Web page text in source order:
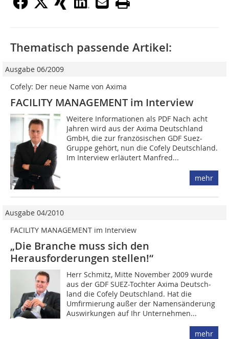
Thematisch passende Artikel:
Ausgabe 06/2009
Cofely: Der neue Name von Axima
FACILITY MANAGEMENT im Interview
Weitere Informationen als PDF Nach acht
Jahren wird aus der Axima Deutschland
GmbH, die zur französischen GDF Suez-
Gruppe gehört, nun die Cofely Deutschland.
Im Interview erläutert Manfred...
mehr
Ausgabe 04/2010
FACILITY MANAGEMENT im Interview
„Die Branche muss sich den
Herausforderungen stellen!“
Herr Schmitz, Mitte No­­vem­ber 2009 wurde
aus der GDF SUEZ-Tochter Axima Deutsch­
land die Cofely Deutschland. Hat die
Umfirmierung außer der Namens­änderung
Auswirkungen auf Ihr Unternehmen...
mehr